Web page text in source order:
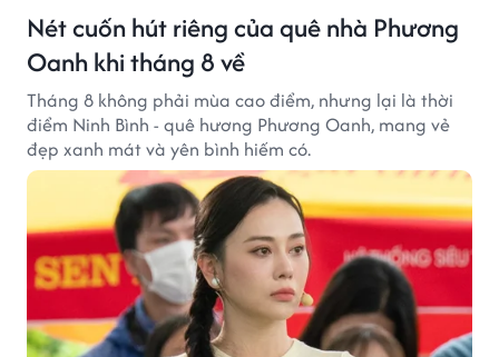
Nét cuốn hút riêng của quê nhà Phương
Oanh khi tháng 8 về
Tháng 8 không phải mùa cao điểm, nhưng lại là thời
điểm Ninh Bình - quê hương Phương Oanh, mang vẻ
đẹp xanh mát và yên bình hiếm có.